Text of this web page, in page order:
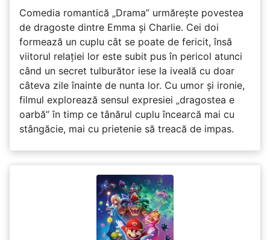
Comedia romantică „Drama” urmărește povestea
de dragoste dintre Emma și Charlie. Cei doi
formează un cuplu cât se poate de fericit, însă
viitorul relației lor este subit pus în pericol atunci
când un secret tulburător iese la iveală cu doar
câteva zile înainte de nunta lor. Cu umor și ironie,
filmul explorează sensul expresiei „dragostea e
oarbă” în timp ce tânărul cuplu încearcă mai cu
stângăcie, mai cu prietenie să treacă de impas.